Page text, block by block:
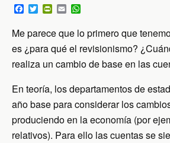
F
a
e
b
o
o
T
w
t
t
e
r
P
n
t
F
r
e
n
d
l
y
E
m
i
l
t
s
A
p
Me parece que lo primero que
es ¿para qué el revisionismo?
realiza un cambio de base en las
En teoría, los departamentos de
año base para considerar los
produciendo en la economía (por
relativos). Para ello las cuentas se